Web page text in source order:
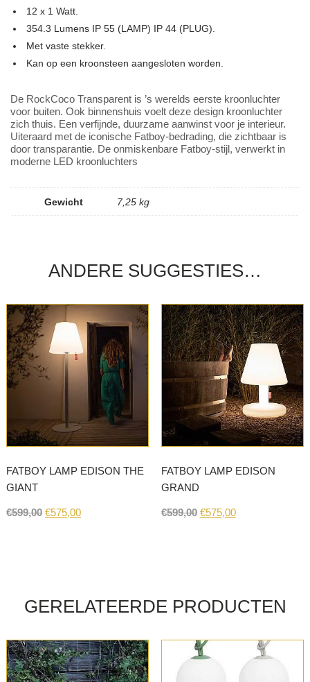
12 x 1 Watt.
354.3 Lumens IP 55 (LAMP) IP 44 (PLUG).
Met vaste stekker.
Kan op een kroonsteen aangesloten worden.
De RockCoco Transparent is ’s werelds eerste kroonluchter
voor buiten. Ook binnenshuis voelt deze design kroonluchter
zich thuis. Een verfijnde, duurzame aanwinst voor je interieur.
Uiteraard met de iconische Fatboy-bedrading, die zichtbaar is
door transparantie. De onmiskenbare Fatboy-stijl, verwerkt in
moderne LED kroonluchters
Gewicht 7,25 kg
ANDERE SUGGESTIES…
FATBOY LAMP EDISON THE
GIANT
€599,00 Original
€575,00Current
variants.
may
be
FATBOY LAMP EDISON
GRAND
€599,00 Original
€575,00Current
GERELATEERDE PRODUCTEN